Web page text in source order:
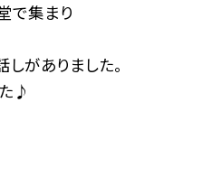
で集まり
がありました。
♪